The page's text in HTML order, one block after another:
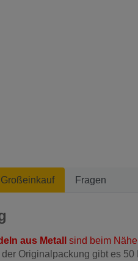
Großeinkauf Fragen
aus Metall
sind beim
der Originalpackung gibt es